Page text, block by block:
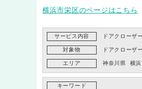
横浜市栄区のページはこちら
サービス内容 ドアクローザ
対象物 ドアクローザー
エリア 神奈川県 横
キーワード